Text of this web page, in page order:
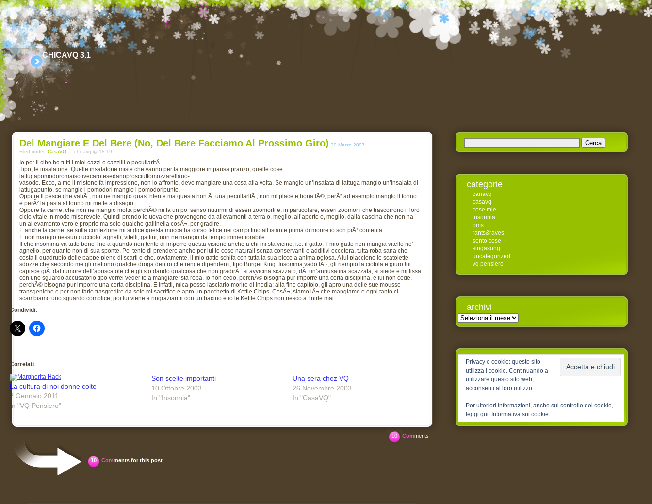
CHICAVQ 3.1
Del Mangiare E Del Bere (no, Del Bere Facciamo Al Prossimo Giro) 30 Marzo 2007
Filed under: CasaVQ — chicavq @ 18:19
Io per il cibo ho tutti i miei cazzi e cazzilli e peculiaritÃ .
Tipo, le insalatone. Quelle insalatone miste che vanno per la maggiore in pausa pranzo, quelle cose
lattugapomodoromaisolivecarotesedanoprosciuttomozzarellauo-
vasode. Ecco, a me il mistone fa impressione, non lo affronto, devo mangiare una cosa alla volta. Se mangio un’insalata di lattuga mangio un’insalata di
lattugapunto, se mangio i pomodori mangio i pomodoripunto.
Oppure il pesce che vabÃ¨, non ne mangio quasi niente ma questa non Ã¨ una peculiaritÃ , non mi piace e bona lÃ©, perÃ² ad esempio mangio il tonno
e perÃ² la pasta al tonno mi mette a disagio.
Oppure la carne, che non ne mangio molta perchÃ© mi fa un po’ senso nutrirmi di esseri zoomorfi e, in particolare, esseri zoomorfi che trascorrono il loro
ciclo vitale in modo miserevole. Quindi prendo le uova che provengono da allevamenti a terra o, meglio, all’aperto o, meglio, dalla cascina che non ha
un allevamento vero e proprio ma solo qualche gallinella cosÃ¬, per gradire.
E anche la carne: se sulla confezione mi si dice questa mucca ha corso felice nei campi fino all’istante prima di morire io son piÃ¹ contenta.
E non mangio nessun cucciolo: agnelli, vitelli, gattini, non ne mangio da tempo immemorabile.
Il che insomma va tutto bene fino a quando non tento di imporre questa visione anche a chi mi sta vicino, i.e. il gatto. Il mio gatto non mangia vitello ne’
agnello, per quanto non di sua sponte. Poi tento di prendere anche per lui le cose naturali senza conservanti e additivi eccetera, tutta roba sana che
costa il quadruplo delle pappe piene di scarti e che, ovviamente, il mio gatto schifa con tutta la sua piccola anima pelosa. A lui piacciono le scatolette
sdozze che secondo me gli mettono qualche droga dentro che rende dipendenti, tipo Burger King. Insomma vado lÃ¬, gli riempio la ciotola e giuro lui
capisce giÃ dal rumore dell’apriscatole che gli sto dando qualcosa che non gradirÃ : si avvicina scazzato, dÃ un’annusatina scazzata, si siede e mi fissa
con uno sguardo accusatorio tipo vorrei veder te a mangiare ‘sta roba. Io non cedo, perchÃ© bisogna pur imporre una certa disciplina, e lui non cede,
perchÃ© bisogna pur imporre una certa disciplina. E infatti, mica posso lasciarlo morire di inedia: alla fine capitolo, gli apro una delle sue mousse
transgeniche e per non farlo trasgredire da solo mi sacrifico e apro un pacchetto di Kettle Chips. CosÃ¬, siamo lÃ¬ che mangiamo e ogni tanto ci
scambiamo uno sguardo complice, poi lui viene a ringraziarmi con un bacino e io le Kettle Chips non riesco a finirle mai.
Condividi:
Correlati
La cultura di noi donne colte
2 Gennaio 2011
In "VQ Pensiero"
Son scelte importanti
10 Ottobre 2003
In "Insonnia"
Una sera chez VQ
26 Novembre 2003
In "CasaVQ"
10 Comments
10 Comments for this post
Ricerca
per:
categorie
canavq
casavq
cose mie
insonnia
pms
rants&raves
sento cose
singasong
uncategorized
vq pensiero
archivi
Archivi
Privacy e cookie: questo sito
utilizza i cookie. Continuando a
utilizzare questo sito web,
acconsenti al loro utilizzo.
Per ulteriori informazioni, anche sul controllo dei cookie,
leggi qui: Informativa sui cookie